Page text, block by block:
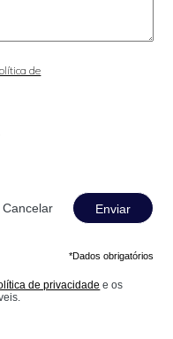
de
Enviar
*Dados obrigatórios
de privacidade e os